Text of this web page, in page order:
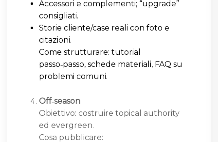
Accessori e complementi; “upgrade”
consigliati.
Storie cliente/case reali con foto e
citazioni.
Come strutturare: tutorial
passo‑passo, schede materiali, FAQ su
problemi comuni.
Off‑season
Obiettivo: costruire topical authority
ed evergreen.
Cosa pubblicare: